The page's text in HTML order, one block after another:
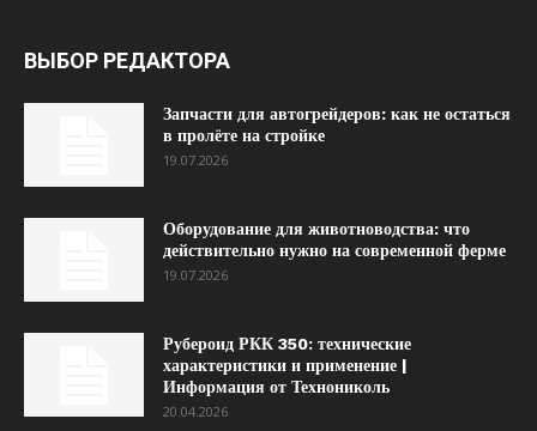
ВЫБОР РЕДАКТОРА
Запчасти для автогрейдеров: как не остаться
в пролёте на стройке
19.07.2026
Оборудование для животноводства: что
действительно нужно на современной ферме
19.07.2026
Рубероид РКК 350: технические
характеристики и применение |
Информация от Технониколь
20.04.2026